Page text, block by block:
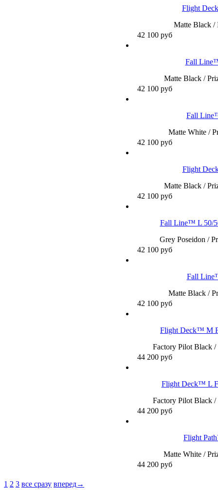
Flight
Matte Black /
42 100 руб
Fall
Matte Black /
42 100 руб
Fall
Matte White /
42 100 руб
Flight
Matte Black /
42 100 руб
Fall Line™ L 50/
Grey Poseidon /
42 100 руб
Fall
Matte Black /
42 100 руб
Flight Deck™ M
Factory Pilot Black
44 200 руб
Flight Deck™ L
Factory Pilot Black
44 200 руб
Flight
Matte White /
44 200 руб
1 2 3 все сразу вперед→